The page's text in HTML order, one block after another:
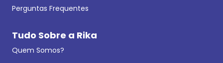
Perguntas Frequentes
Tudo Sobre a Rika
Quem Somos?